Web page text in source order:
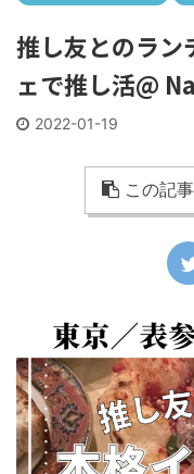
推し友とのラン
ェで推し活@
2022-01-19
この記